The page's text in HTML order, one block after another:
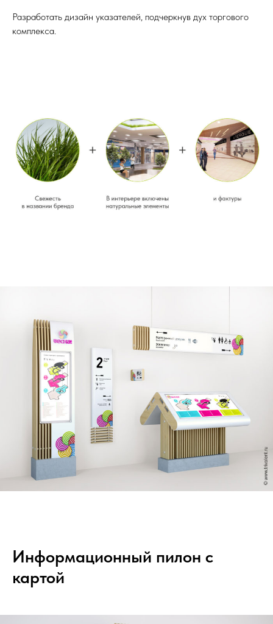
Разработать дизайн указателей, подчеркнув дух торгового
комплекса.
Информационный пилон с
картой